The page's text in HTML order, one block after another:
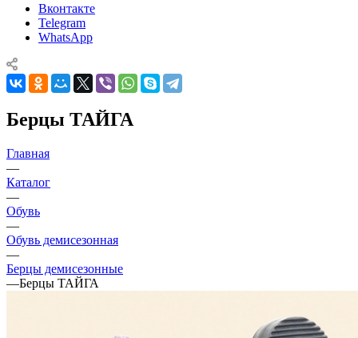
Вконтакте
Telegram
WhatsApp
Берцы ТАЙГА
Главная
—
Каталог
—
Обувь
—
Обувь демисезонная
—
Берцы демисезонные
—Берцы ТАЙГА